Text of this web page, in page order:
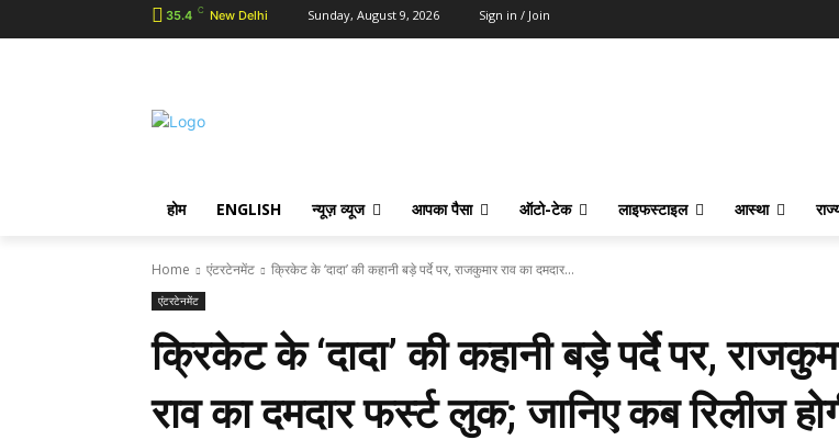
35.4 C New Delhi Sunday, August 9, 2026 Sign in / Join
होम ENGLISH न्यूज़ व्यूज आपका पैसा ऑटो-टेक लाइफस्टाइल आस्था
Home एंटरटेनमेंट क्रिकेट के ‘दादा’ की कहानी बड़े पर्दे पर, राजकुमार राव का दमदार...
एंटरटेनमेंट
क्रिकेट के ‘दादा’ की कहानी बड़े पर्दे पर,
राव का दमदार फर्स्ट लुक; जानिए कब रिलीज